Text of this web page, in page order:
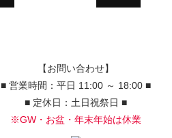
【お問い合わせ】
■ 営業時間：平日 11:00 ～ 18:00 ■
■ 定休日：土日祝祭日 ■
※GW・お盆・年末年始は休業